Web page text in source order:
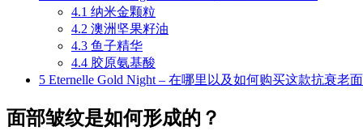
4.1 纳米金颗粒
4.2 澳洲坚果籽油
4.3 鱼子精华
4.4 胶原氨基酸
5 Eternelle Gold Night – 在哪里以及如何购买这款抗衰老
面部皱纹是如何形成的？